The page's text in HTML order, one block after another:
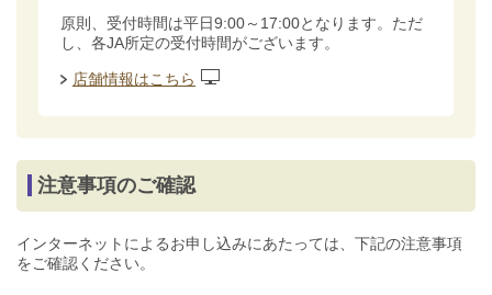
原則、受付時間は平日9:00～17:00となります。ただ
し、各JA所定の受付時間がございます。
店舗情報はこちら
注意事項のご確認
インターネットによるお申し込みにあたっては、下記の注意事項
をご確認ください。